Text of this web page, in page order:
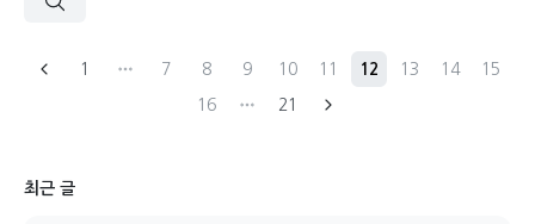
1 7 8 9 10 11 12 13 14 15
16 21
최근 글